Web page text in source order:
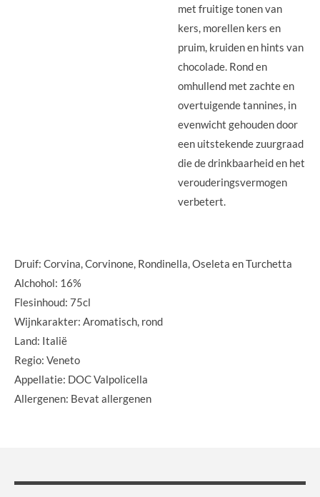
met fruitige tonen van
kers, morellen kers en
pruim, kruiden en hints van
chocolade. Rond en
omhullend met zachte en
overtuigende tannines, in
evenwicht gehouden door
een uitstekende zuurgraad
die de drinkbaarheid en het
verouderingsvermogen
verbetert.
Druif: Corvina, Corvinone, Rondinella, Oseleta en Turchetta
Alchohol: 16%
Flesinhoud: 75cl
Wijnkarakter: Aromatisch, rond
Land: Italië
Regio: Veneto
Appellatie: DOC Valpolicella
Allergenen: Bevat allergenen